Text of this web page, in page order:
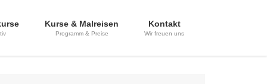
Kurse & Malreisen
Programm & Preise
Kontakt
Wir freuen uns